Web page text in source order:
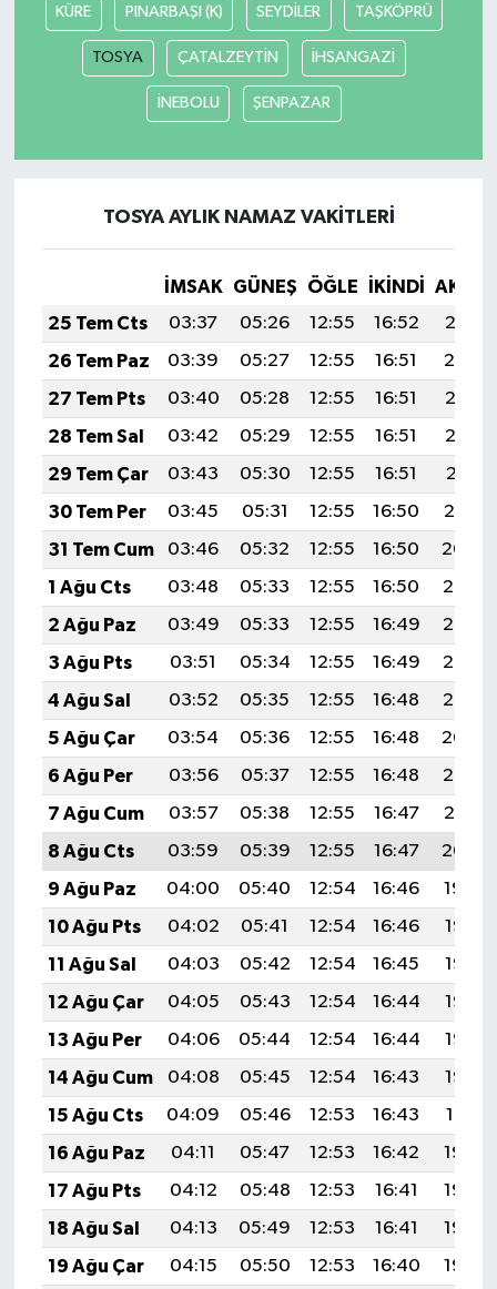
KÜRE PINARBAŞI (K) SEYDİLER TAŞKÖPRÜ
TOSYA ÇATALZEYTİN İHSANGAZİ
İNEBOLU ŞENPAZAR
TOSYA AYLIK NAMAZ VAKITLERI
İMSAK GÜNEŞ ÖĞLE İKINDI
25 Tem Cts
03:37 05:26 12:55 16:52
20:15
26 Tem Paz
03:39 05:27 12:55 16:51
20:14
27 Tem Pts
03:40 05:28 12:55 16:51
20:13
28 Tem Sal
03:42 05:29 12:55 16:51
20:12
29 Tem Çar
03:43 05:30 12:55 16:51
20:11
30 Tem Per
03:45 05:31 12:55 16:50
20:10
31 Tem Cum
03:46 05:32 12:55 16:50
20:09
1 Ağu Cts
03:48 05:33 12:55 16:50
20:08
2 Ağu Paz
03:49 05:33 12:55 16:49
20:07
3 Ağu Pts
03:51 05:34 12:55 16:49
20:06
4 Ağu Sal
03:52 05:35 12:55 16:48
20:05
5 Ağu Çar
03:54 05:36 12:55 16:48
20:04
6 Ağu Per
03:56 05:37 12:55 16:48
20:02
7 Ağu Cum
03:57 05:38 12:55 16:47
20:01
8 Ağu Cts
03:59 05:39 12:55 16:47
20:00
9 Ağu Paz
04:00 05:40 12:54 16:46
19:59
10 Ağu Pts
04:02 05:41 12:54 16:46
19:57
11 Ağu Sal
04:03 05:42 12:54 16:45
19:56
12 Ağu Çar
04:05 05:43 12:54 16:44
19:55
13 Ağu Per
04:06 05:44 12:54 16:44
19:53
14 Ağu Cum
04:08 05:45 12:54 16:43
19:52
15 Ağu Cts
04:09 05:46 12:53 16:43
19:51
16 Ağu Paz
04:11 05:47 12:53 16:42
19:49
17 Ağu Pts
04:12 05:48 12:53 16:41
19:48
18 Ağu Sal
04:13 05:49 12:53 16:41
19:46
19 Ağu Çar
04:15 05:50 12:53 16:40 19:45